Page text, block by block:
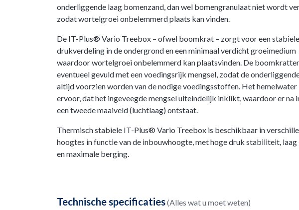
onderliggende laag bomenzand, dan wel bomengranulaat niet wordt
zodat wortelgroei onbelemmerd plaats kan vinden.
De IT-Plus® Vario Treebox – ofwel boomkrat – zorgt voor een stabiele
drukverdeling in de ondergrond en een minimaal verdicht groeimedium
waardoor wortelgroei onbelemmerd kan plaatsvinden. De
eventueel gevuld met een voedingsrijk mengsel, zodat de
altijd voorzien worden van de nodige voedingsstoffen. Het
ervoor, dat het ingeveegde mengsel uiteindelijk inklikt, waardoor er na
een tweede maaiveld (luchtlaag) ontstaat.
Thermisch stabiele IT-Plus® Vario Treebox is beschikbaar in
hoogtes in functie van de inbouwhoogte, met hoge druk stabiliteit,
en maximale berging.
Technische specificaties(Alles wat u moet weten)